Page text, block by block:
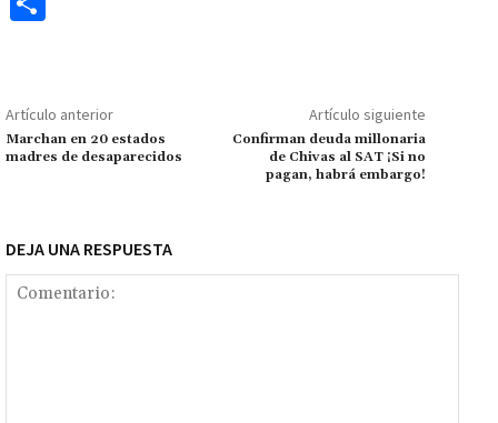
o
k
p
p
ge
r
m Li
n
k
p
ar
Artículo anterior
Marchan en 20 estados
madres de desaparecidos
Artículo siguiente
Confirman deuda millonaria
de Chivas al SAT ¡Si no
pagan, habrá embargo!
DEJA UNA RESPUESTA